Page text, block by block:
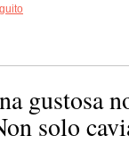
gustosa
solo